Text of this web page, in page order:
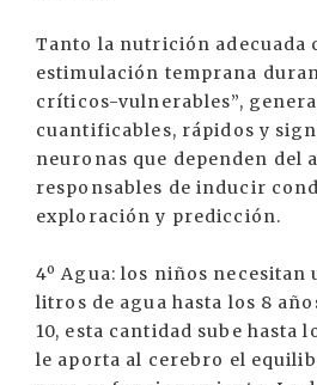
Tanto la nutrición adecuada
estimulación temprana
críticos-vulnerables”,
cuantificables, rápidos y
neuronas que dependen del
responsables de inducir
exploración y predicción.
4º Agua: los niños necesitan
litros de agua hasta los 8
10, esta cantidad sube hasta
le aporta al cerebro el